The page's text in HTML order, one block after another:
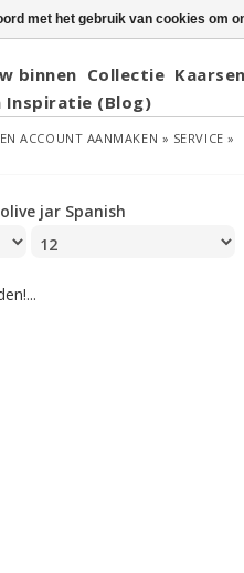
binnen Collectie Kaarsen
Inspiratie (Blog)
ACCOUNT AANMAKEN » SERVICE »
jar Spanish
met het gebruik van cookies om